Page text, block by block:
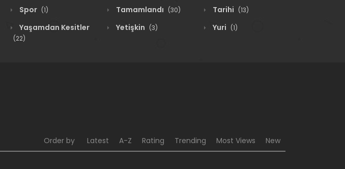
Spor (1) Tamamlandı (30) Tarihi (13)
Yaşamdan Kesitler
(22)
Yetişkin (3) Yuri (1)
Order by Latest A-Z Rating Trending Most Views New